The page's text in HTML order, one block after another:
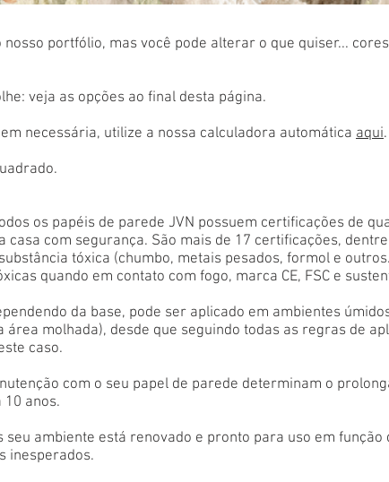
nosso portfólio, mas você pode alterar o que quiser...
veja as opções ao final desta página.
necessária, utilize a nossa calculadora automática aqui.
os papéis de parede JVN possuem certificações de
casa com segurança. São mais de 17 certificações,
tóxica (chumbo, metais pesados, formol e
quando em contato com fogo, marca CE, FSC e
da base, pode ser aplicado em ambientes
molhada), desde que seguindo todas as regras de
caso.
com o seu papel de parede determinam o
anos.
seu ambiente está renovado e pronto para uso em
inesperados.